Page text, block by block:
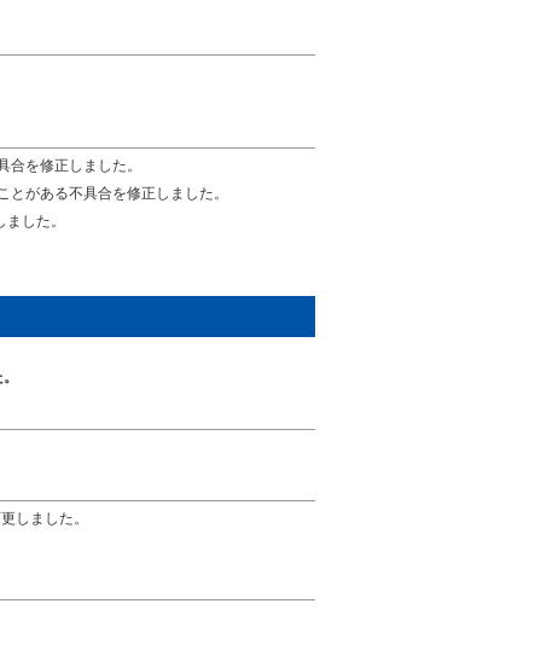
を修正しました。
がある不具合を修正しました。
した。
しました。